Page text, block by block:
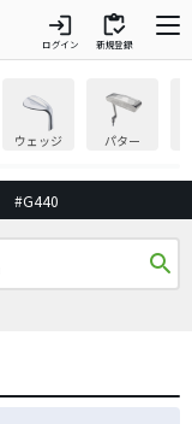
login
ログイン
inventory
新規登録
ウェッジ パター
#G440
search